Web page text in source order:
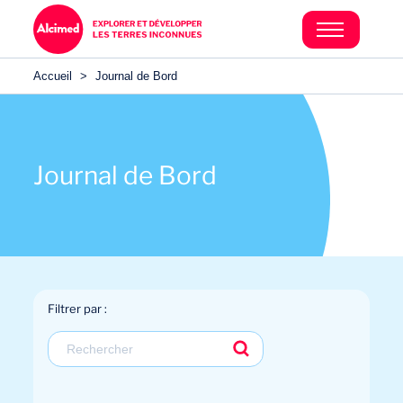
Accueil > Journal de Bord
Journal de Bord
Filtrer par :